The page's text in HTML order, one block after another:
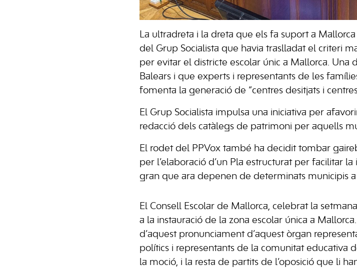
La ultradreta i la dreta que els fa suport a
del Grup Socialista que havia traslladat el criteri
per evitar el districte escolar únic a Mallorca. Una
Balears i que experts i representants de les
fomenta la generació de “centres desitjats i
El Grup Socialista impulsa una iniciativa per
redacció dels catàlegs de patrimoni per aquells
El rodet del PPVox també ha decidit tombar
per l’elaboració d’un Pla estructurat per facilitar
gran que ara depenen de determinats municipis a
El Consell Escolar de Mallorca, celebrat la
a la instauració de la zona escolar única a
d’aquest pronunciament d’aquest òrgan
polítics i representants de la comunitat educativa
la moció, i la resta de partits de l’oposició que li